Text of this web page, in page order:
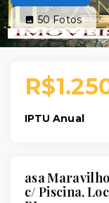
50Fotos
IPTU Anual
asa
c/ Piscina,